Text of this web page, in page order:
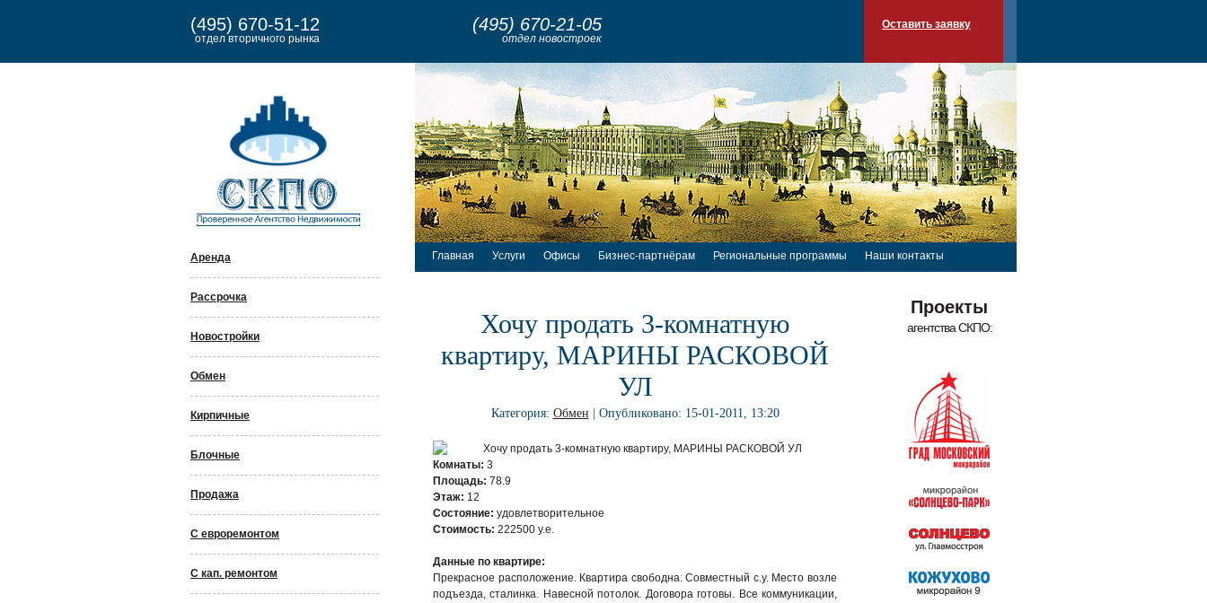
(495) 670-51-12
отдел вторичного рынка
(495) 670-21-05
отдел новостроек
Оставить заявку
Аренда
Рассрочка
Новостройки
Обмен
Кирпичные
Блочные
Продажа
С евроремонтом
С кап. ремонтом
Главная Услуги Офисы Бизнес-партнёрам Региональные программы Наши контакты
Хочу продать 3-комнатную
квартиру, МАРИНЫ РАСКОВОЙ
УЛ
Категория: Обмен | Опубликовано: 15-01-2011, 13:20
Комнаты: 3
Площадь: 78.9
Этаж: 12
Состояние: удовлетворительное
Стоимость: 222500 у.е.
Данные по квартире:
Прекрасное расположение. Квартира свободна. Совместный с.у. Место возле
подъезда, сталинка. Навесной потолок. Договора готовы. Все коммуникации,
Проекты
агентства СКПО: